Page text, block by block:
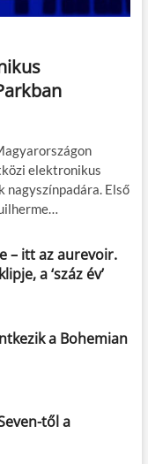
elektronikus
nagyszínpadára. Első
– itt az aurevoir.
a ‘száz év’
a Bohemian
től a